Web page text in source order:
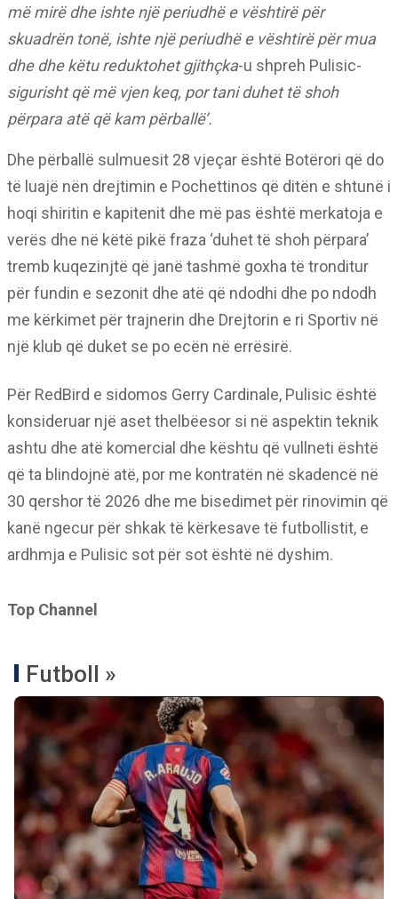
më mirë dhe ishte një periudhë e vështirë për
skuadrën tonë, ishte një periudhë e vështirë për mua
dhe dhe këtu reduktohet gjithçka-u shpreh Pulisic-
sigurisht që më vjen keq, por tani duhet të shoh
përpara atë që kam përballë’.
Dhe përballë sulmuesit 28 vjeçar është Botërori që do
të luajë nën drejtimin e Pochettinos që ditën e shtunë i
hoqi shiritin e kapitenit dhe më pas është merkatoja e
verës dhe në këtë pikë fraza ‘duhet të shoh përpara’
tremb kuqezinjtë që janë tashmë goxha të tronditur
për fundin e sezonit dhe atë që ndodhi dhe po ndodh
me kërkimet për trajnerin dhe Drejtorin e ri Sportiv në
një klub që duket se po ecën në errësirë.
Për RedBird e sidomos Gerry Cardinale, Pulisic është
konsideruar një aset thelbëesor si në aspektin teknik
ashtu dhe atë komercial dhe kështu që vullneti është
që ta blindojnë atë, por me kontratën në skadencë në
30 qershor të 2026 dhe me bisedimet për rinovimin që
kanë ngecur për shkak të kërkesave të futbollistit, e
ardhmja e Pulisic sot për sot është në dyshim.
Top Channel
Futboll »